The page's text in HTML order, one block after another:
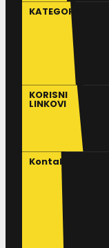
KATEGORIJE
KORISNI
LINKOVI
Kontakt